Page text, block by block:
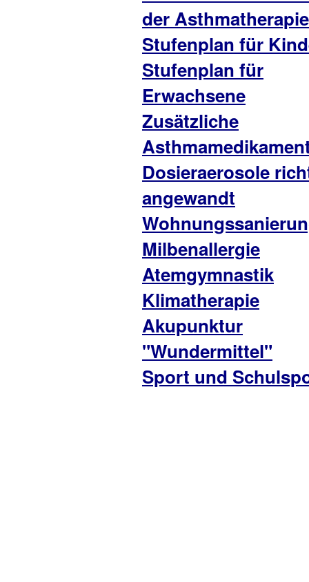
der Asthmatherapie
Stufenplan für
Stufenplan für
Erwachsene
Zusätzliche
Dosieraerosole
angewandt
Milbenallergie
Atemgymnastik
Klimatherapie
Akupunktur
"Wundermittel"
Sport und